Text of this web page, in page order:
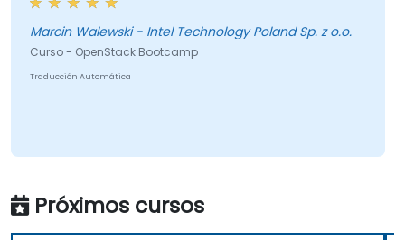
Marcin Walewski - Intel Technology Poland Sp. z o.o.
Curso - OpenStack Bootcamp
Traducción Automática
Próximos cursos